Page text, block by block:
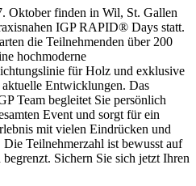
Oktober finden in Wil, St. Gallen
IGP RAPID® Days statt.
die Teilnehmenden über 200
hochmoderne
für Holz und exklusive
Entwicklungen. Das
Team begleitet Sie persönlich
Event und sorgt für ein
mit vielen Eindrücken und
Die Teilnehmerzahl ist bewusst auf
begrenzt. Sichern Sie sich jetzt Ihren